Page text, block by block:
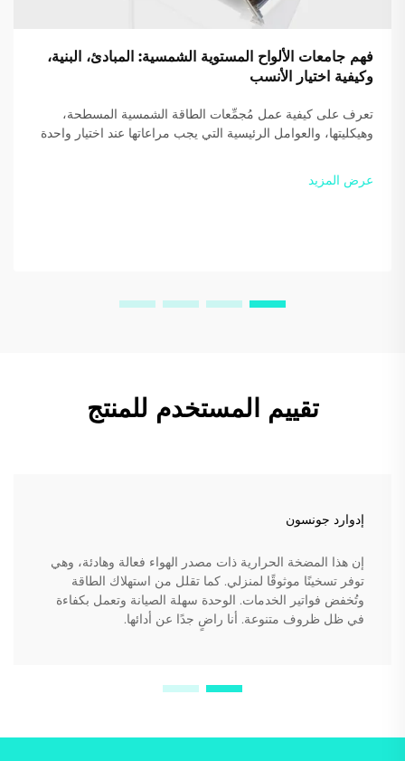
فهم جامعات الألواح المستوية الشمسية: المبادئ، البنية،
وكيفية اختيار الأنسب
تعرف على كيفية عمل مُجمِّعات الطاقة الشمسية المسطحة،
وهيكليتها، والعوامل الرئيسية التي يجب مراعاتها عند اختيار واحدة
عرض المزيد
تقييم المستخدم للمنتج
إدوارد جونسون
إن هذا المضخة الحرارية ذات مصدر الهواء فعالة وهادئة، وهي
توفر تسخينًا موثوقًا لمنزلي. كما تقلل من استهلاك الطاقة
وتُخفض فواتير الخدمات. الوحدة سهلة الصيانة وتعمل بكفاءة
في ظل ظروف متنوعة. أنا راضٍ جدًا عن أدائها.